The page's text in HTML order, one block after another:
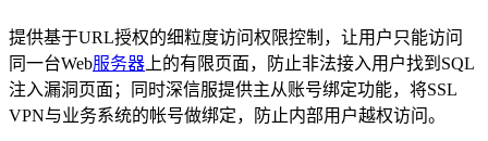
提供基于URL授权的细粒度访问权限控制，让用户只能访问
同一台Web服务器 上的有限页面，防止非法接入用户找到SQL
注入漏洞页面；同时深信服提供主从账号绑定功能，将SSL
VPN与业务系统的帐号做绑定，防止内部用户越权访问。